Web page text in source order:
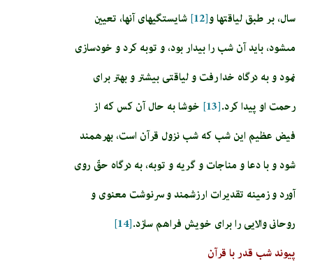
سال، بر طبق لياقت­ها و[12]
شايستگي­هاى آنها، تعيين
مى‏شود، بايد آن شب را بيدار بود، و توبه كرد و خودسازى
نمود و به درگاه خدا رفت و لياقتى بيشتر و بهتر براى
رحمت او پيدا كرد.[13]
خوشا به حال آن كس كه از
فيض عظيم اين شب كه شب نزول قرآن است، بهره‏مند
شود و با دعا و مناجات و گريه و توبه، به درگاه حقّ روى
آورد و زمينه تقديرات ارزشمند و سرنوشت معنوى و
روحانى والايى را براى خويش فراهم سازد.[14]
پیوند شب قدر با قرآن